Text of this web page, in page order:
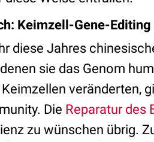
Keimzell-Gene-Editing
diese Jahres
sie das Genom
veränderten,
Die Reparatur des
zu wünschen übrig.